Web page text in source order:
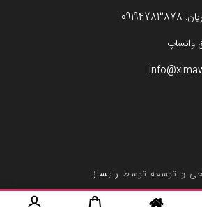
09194783878
و توسعه توسط رایساز